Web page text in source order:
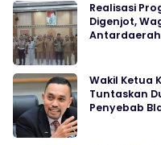
Realisasi
Digenjot,
Antardaerah
Wakil Ketua
Tuntaskan
Penyebab